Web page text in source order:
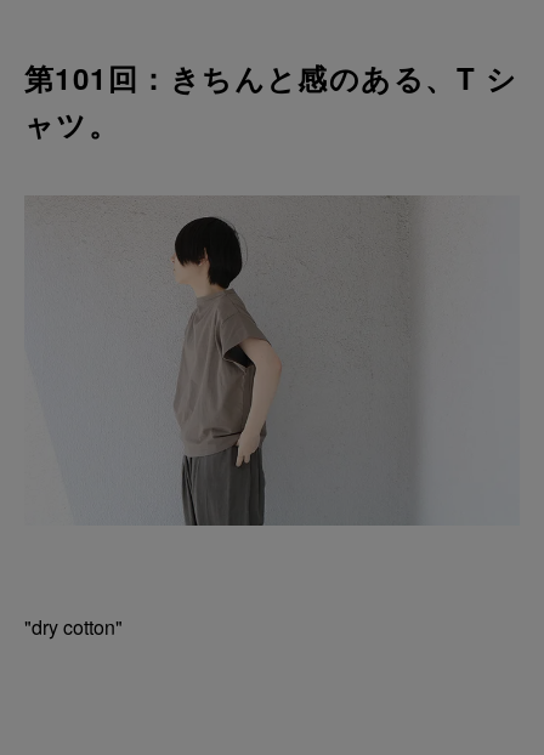
第101回：きちんと感のある、T シ
ャツ。
"dry cotton"